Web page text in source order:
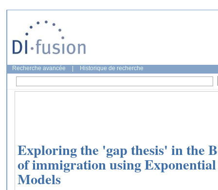
Recherche avancée Historique de recherche
Exploring the 'gap thesis' in the
of immigration using
Models